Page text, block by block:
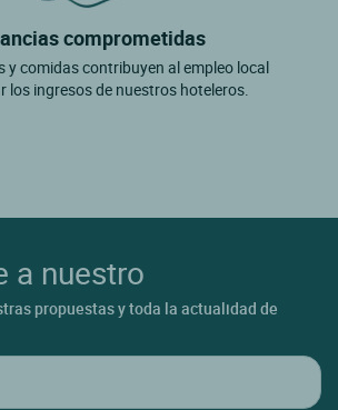
comprometidas
y comidas contribuyen al empleo local
los ingresos de nuestros hoteleros.
a nuestro
propuestas y toda la actualidad de